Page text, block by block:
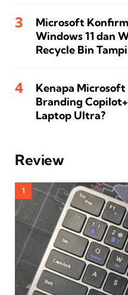
Microsoft
Windows 11 dan
Recycle Bin
Kenapa
Branding
Laptop Ultra?
Review